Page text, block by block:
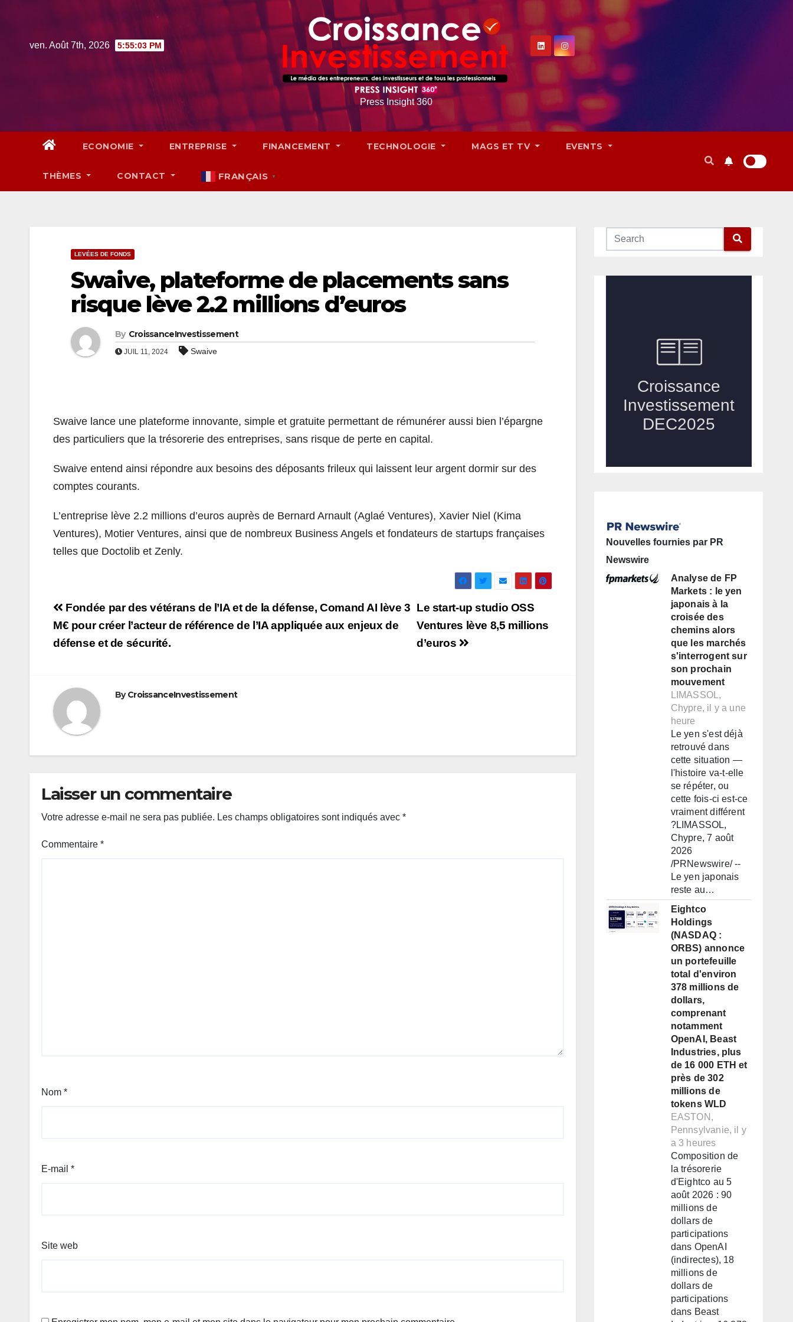
contentven. Août 7th, 2026 5:55:04 PM
Press Insight 360
ECONOMIE ENTREPRISE FINANCEMENT TECHNOLOGIE MAGS ET TV EVENTS
THÈMES CONTACT FRANÇAIS ▼
LEVÉES DE FONDS
Swaive, plateforme de placements sans
risque lève 2.2 millions d’euros
By CroissanceInvestissement
JUIL 11, 2024 Swaive
Swaive lance une plateforme innovante, simple et gratuite permettant de rémunérer aussi bien l’épargne
des particuliers que la trésorerie des entreprises, sans risque de perte en capital.
Swaive entend ainsi répondre aux besoins des déposants frileux qui laissent leur argent dormir sur des
comptes courants.
L’entreprise lève 2.2 millions d’euros auprès de Bernard Arnault (Aglaé Ventures), Xavier Niel (Kima
Ventures), Motier Ventures, ainsi que de nombreux Business Angels et fondateurs de startups françaises
telles que Doctolib et Zenly.
Navigation
de
l’article
Le start-up studio OSS
Ventures lève 8,5 millions
d’euros
Fondée par des vétérans de l’IA et de la défense, Comand AI lève 3
M€ pour créer l’acteur de référence de l’IA appliquée aux enjeux de
défense et de sécurité.
ByCroissanceInvestissement
Laisser un commentaire
Votre adresse e-mail ne sera pas publiée. Les champs obligatoires sont indiqués avec *
Commentaire *
Nom *
E-mail *
Site web
Nouvelles fournies par PR
Newswire
Analyse de FP
Markets : le yen
japonais à la
croisée des
chemins alors
que les marchés
s'interrogent sur
son prochain
mouvement
LIMASSOL,
Chypre, il y a une
heure
Le yen s'est déjà
retrouvé dans
cette situation —
l'histoire va-t-elle
se répéter, ou
cette fois-ci est-ce
vraiment différent
?LIMASSOL,
Chypre, 7 août
2026
/PRNewswire/ --
Le yen japonais
reste au…
Eightco
Holdings
(NASDAQ :
ORBS) annonce
un portefeuille
total d'environ
378 millions de
dollars,
comprenant
notamment
OpenAI, Beast
Industries, plus
de 16 000 ETH et
près de 302
millions de
tokens WLD
EASTON,
Pennsylvanie, il y
a 3 heures
Composition de
la trésorerie
d'Eightco au 5
août 2026 : 90
millions de
dollars de
participations
dans OpenAI
(indirectes), 18
millions de
dollars de
participations
dans Beast